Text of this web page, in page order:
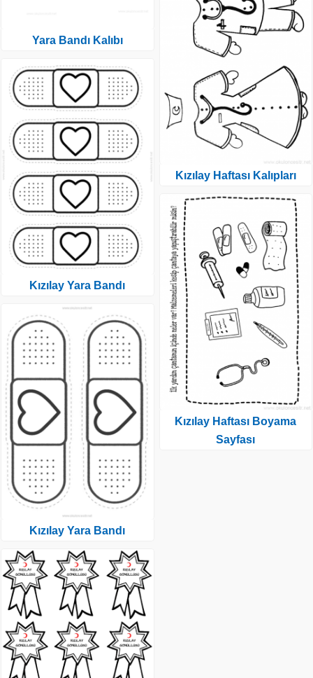
Yara Bandı Kalıbı
Kızılay Yara Bandı
Kızılay Yara Bandı
Kızılay Haftası Kalıpları
Kızılay Haftası Boyama
Sayfası